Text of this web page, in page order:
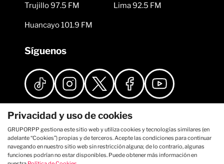
Trujillo 97.5 FM
Huancayo 101.9 FM
Lima 92.5 FM
Síguenos
Privacidad y uso de cookies
GRUPORPP gestiona este sitio web y utiliza cookies y tecnologías similares (en
adelante “Cookies”) propias y de terceros. Acepte las condiciones para continuar
navegando en nuestro sitio web sin restricción alguna; de lo contrario, algunas
funciones podrían no estar disponibles. Puede obtener más información en